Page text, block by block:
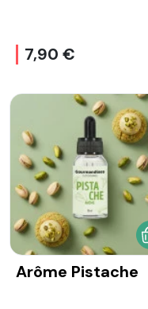
7,90 €
Arôme Pistache